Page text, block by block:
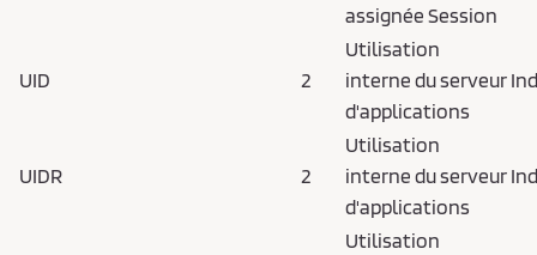
assignée Session
UID 2
Utilisation
interne du serveur
d'applications
UIDR 2
Utilisation
interne du serveur
d'applications
Utilisation